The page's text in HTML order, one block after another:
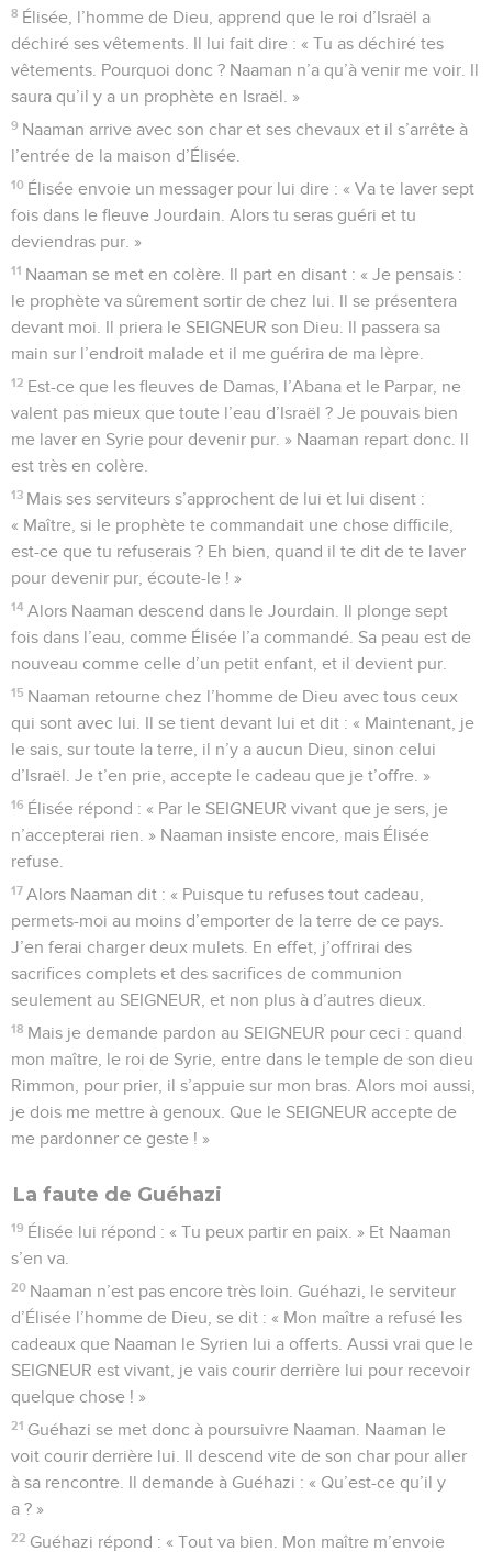
8 Élisée, l’homme de Dieu, apprend que le roi d’Israël a
déchiré ses vêtements. Il lui fait dire : « Tu as déchiré tes
vêtements. Pourquoi donc ? Naaman n’a qu’à venir me voir. Il
saura qu’il y a un prophète en Israël. »
9 Naaman arrive avec son char et ses chevaux et il s’arrête à
l’entrée de la maison d’Élisée.
10 Élisée envoie un messager pour lui dire : « Va te laver sept
fois dans le fleuve Jourdain. Alors tu seras guéri et tu
deviendras pur. »
11 Naaman se met en colère. Il part en disant : « Je pensais :
le prophète va sûrement sortir de chez lui. Il se présentera
devant moi. Il priera le SEIGNEUR son Dieu. Il passera sa
main sur l’endroit malade et il me guérira de ma lèpre.
12 Est-ce que les fleuves de Damas, l’Abana et le Parpar, ne
valent pas mieux que toute l’eau d’Israël ? Je pouvais bien
me laver en Syrie pour devenir pur. » Naaman repart donc. Il
est très en colère.
13 Mais ses serviteurs s’approchent de lui et lui disent :
« Maître, si le prophète te commandait une chose difficile,
est-ce que tu refuserais ? Eh bien, quand il te dit de te laver
pour devenir pur, écoute-le ! »
14 Alors Naaman descend dans le Jourdain. Il plonge sept
fois dans l’eau, comme Élisée l’a commandé. Sa peau est de
nouveau comme celle d’un petit enfant, et il devient pur.
15 Naaman retourne chez l’homme de Dieu avec tous ceux
qui sont avec lui. Il se tient devant lui et dit : « Maintenant, je
le sais, sur toute la terre, il n’y a aucun Dieu, sinon celui
d’Israël. Je t’en prie, accepte le cadeau que je t’offre. »
16 Élisée répond : « Par le SEIGNEUR vivant que je sers, je
n’accepterai rien. » Naaman insiste encore, mais Élisée
refuse.
17 Alors Naaman dit : « Puisque tu refuses tout cadeau,
permets-moi au moins d’emporter de la terre de ce pays.
J’en ferai charger deux mulets. En effet, j’offrirai des
sacrifices complets et des sacrifices de communion
seulement au SEIGNEUR, et non plus à d’autres dieux.
18 Mais je demande pardon au SEIGNEUR pour ceci : quand
mon maître, le roi de Syrie, entre dans le temple de son dieu
Rimmon, pour prier, il s’appuie sur mon bras. Alors moi aussi,
je dois me mettre à genoux. Que le SEIGNEUR accepte de
me pardonner ce geste ! »
La faute de Guéhazi
19 Élisée lui répond : « Tu peux partir en paix. » Et Naaman
s’en va.
20 Naaman n’est pas encore très loin. Guéhazi, le serviteur
d’Élisée l’homme de Dieu, se dit : « Mon maître a refusé les
cadeaux que Naaman le Syrien lui a offerts. Aussi vrai que le
SEIGNEUR est vivant, je vais courir derrière lui pour recevoir
quelque chose ! »
21 Guéhazi se met donc à poursuivre Naaman. Naaman le
voit courir derrière lui. Il descend vite de son char pour aller
à sa rencontre. Il demande à Guéhazi : « Qu’est-ce qu’il y
a ? »
22 Guéhazi répond : « Tout va bien. Mon maître m’envoie